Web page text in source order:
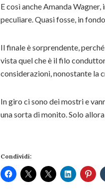
E così anche Amanda
peculiare. Quasi fosse, in
Il finale è sorprendente,
vista quel che è il filo
considerazioni, nonostante la
In giro ci sono dei mostri e
una sorta di monito. Solo
Condividi: